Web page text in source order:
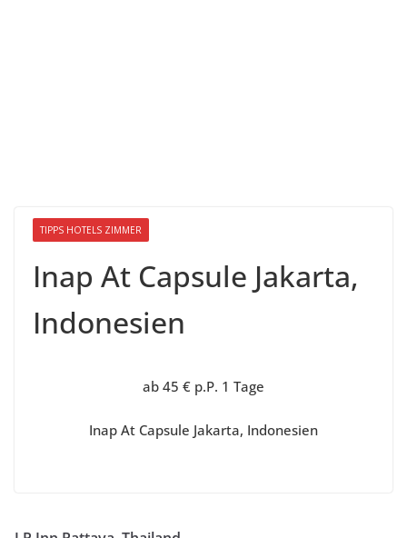
TIPPS HOTELS ZIMMER
Inap At Capsule Jakarta,
Indonesien
ab 45 € p.P. 1 Tage
Inap At Capsule Jakarta, Indonesien